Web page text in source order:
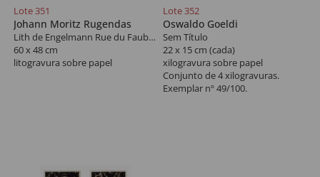
Lote 351
Johann Moritz Rugendas
Lith de Engelmann Rue du Faub Montonartre nº 6
60 x 48 cm
litogravura sobre papel
Lote 352
Oswaldo Goeldi
Sem Título
22 x 15 cm (cada)
xilogravura sobre papel
Conjunto de 4 xilogravuras.
Exemplar nº 49/100.